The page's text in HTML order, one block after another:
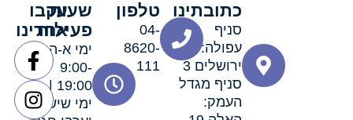
כתובתינו
עפולה:
ירושלים 3
סניף מגדל
טלפון
04-
8620-
111
שעות
פעילות
ימי א-ה:
9:00-
19:00 |
ימי שישי
עקבו
אחרינו